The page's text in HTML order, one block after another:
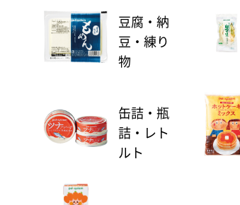
豆腐・納
豆・練り
物
缶詰・瓶
詰・レト
ルト